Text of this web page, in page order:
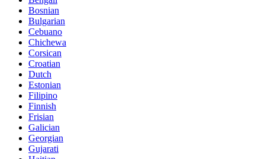
Bosnian
Bulgarian
Cebuano
Chichewa
Corsican
Croatian
Dutch
Estonian
Filipino
Finnish
Frisian
Galician
Georgian
Gujarati